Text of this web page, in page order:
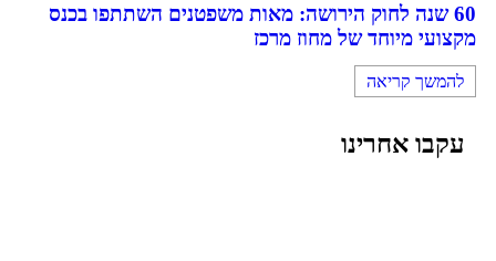
60 שנה לחוק הירושה: מאות משפטנים השתתפו בכנס
מקצועי מיוחד של מחוז מרכז
להמשך קריאה
עקבו אחרינו